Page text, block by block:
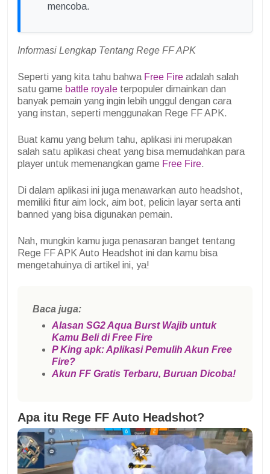
mencoba.
Informasi Lengkap Tentang Rege FF APK
Seperti yang kita tahu bahwa Free Fire adalah salah
satu game battle royale terpopuler dimainkan dan
banyak pemain yang ingin lebih unggul dengan cara
yang instan, seperti menggunakan Rege FF APK.
Buat kamu yang belum tahu, aplikasi ini merupakan
salah satu aplikasi cheat yang bisa memudahkan para
player untuk memenangkan game Free Fire.
Di dalam aplikasi ini juga menawarkan auto headshot,
memiliki fitur aim lock, aim bot, pelicin layar serta anti
banned yang bisa digunakan pemain.
Nah, mungkin kamu juga penasaran banget tentang
Rege FF APK Auto Headshot ini dan kamu bisa
mengetahuinya di artikel ini, ya!
Baca juga:
Alasan SG2 Aqua Burst Wajib untuk
Kamu Beli di Free Fire
P King apk: Aplikasi Pemulih Akun Free
Fire?
Akun FF Gratis Terbaru, Buruan Dicoba!
Apa itu Rege FF Auto Headshot?